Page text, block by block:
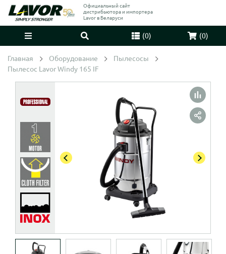
Официальный сайт
дистрибьютора и импортера
Lavor в Беларуси
(0) (0)
Главная Оборудование
Пылесосы
Пылесос Lavor Windy 165 IF